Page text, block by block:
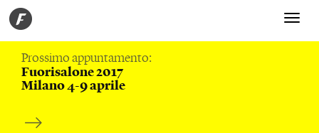
Toggle
Prossimo appuntamento:
Fuorisalone 2017
Milano 4-9 aprile